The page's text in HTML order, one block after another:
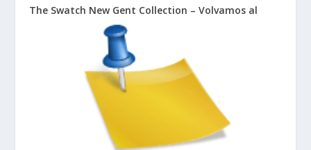
The Swatch New Gent Collection – Volvamos al